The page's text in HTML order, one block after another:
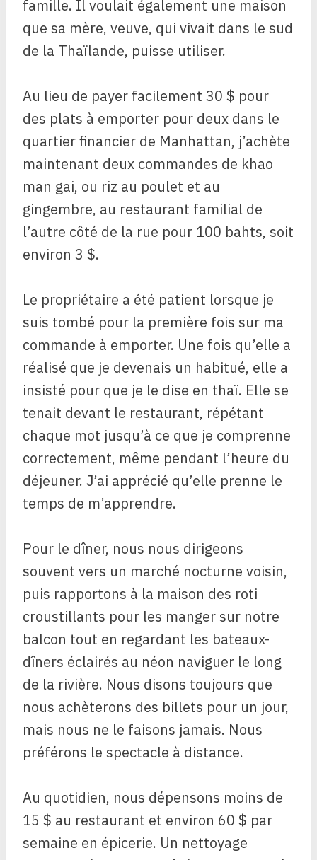
famille. Il voulait également une maison
que sa mère, veuve, qui vivait dans le sud
de la Thaïlande, puisse utiliser.
Au lieu de payer facilement 30 $ pour
des plats à emporter pour deux dans le
quartier financier de Manhattan, j’achète
maintenant deux commandes de khao
man gai, ou riz au poulet et au
gingembre, au restaurant familial de
l’autre côté de la rue pour 100 bahts, soit
environ 3 $.
Le propriétaire a été patient lorsque je
suis tombé pour la première fois sur ma
commande à emporter. Une fois qu’elle a
réalisé que je devenais un habitué, elle a
insisté pour que je le dise en thaï. Elle se
tenait devant le restaurant, répétant
chaque mot jusqu’à ce que je comprenne
correctement, même pendant l’heure du
déjeuner. J’ai apprécié qu’elle prenne le
temps de m’apprendre.
Pour le dîner, nous nous dirigeons
souvent vers un marché nocturne voisin,
puis rapportons à la maison des roti
croustillants pour les manger sur notre
balcon tout en regardant les bateaux-
dîners éclairés au néon naviguer le long
de la rivière. Nous disons toujours que
nous achèterons des billets pour un jour,
mais nous ne le faisons jamais. Nous
préférons le spectacle à distance.
Au quotidien, nous dépensons moins de
15 $ au restaurant et environ 60 $ par
semaine en épicerie. Un nettoyage